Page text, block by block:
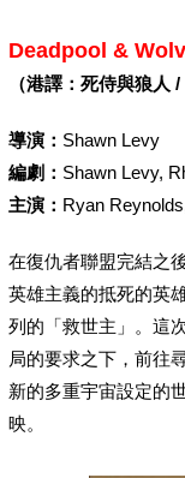
Deadpool &
（港譯：死侍與狼人
導演： Shawn Levy
編劇： Shawn Levy,
主演： Ryan
在復仇者聯盟完結之
英雄主義的抵死的英
列的「救世主」。這
局的要求之下，前往
新的多重宇宙設定的
映。